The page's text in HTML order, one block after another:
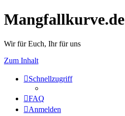
Mangfallkurve.de
Wir für Euch, Ihr für uns
Zum Inhalt
Schnellzugriff
FAQ
Anmelden